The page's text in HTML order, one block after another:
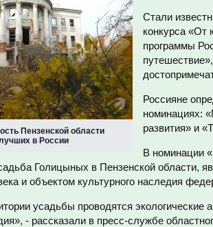
Пензенской области
в России
Стали
конкурса «От
программы
Россияне
номинациях:
развития» и
В номинации
Голицыных в Пензенской области,
и объектом культурного наследия
усадьбы проводятся
- рассказали в пресс-службе